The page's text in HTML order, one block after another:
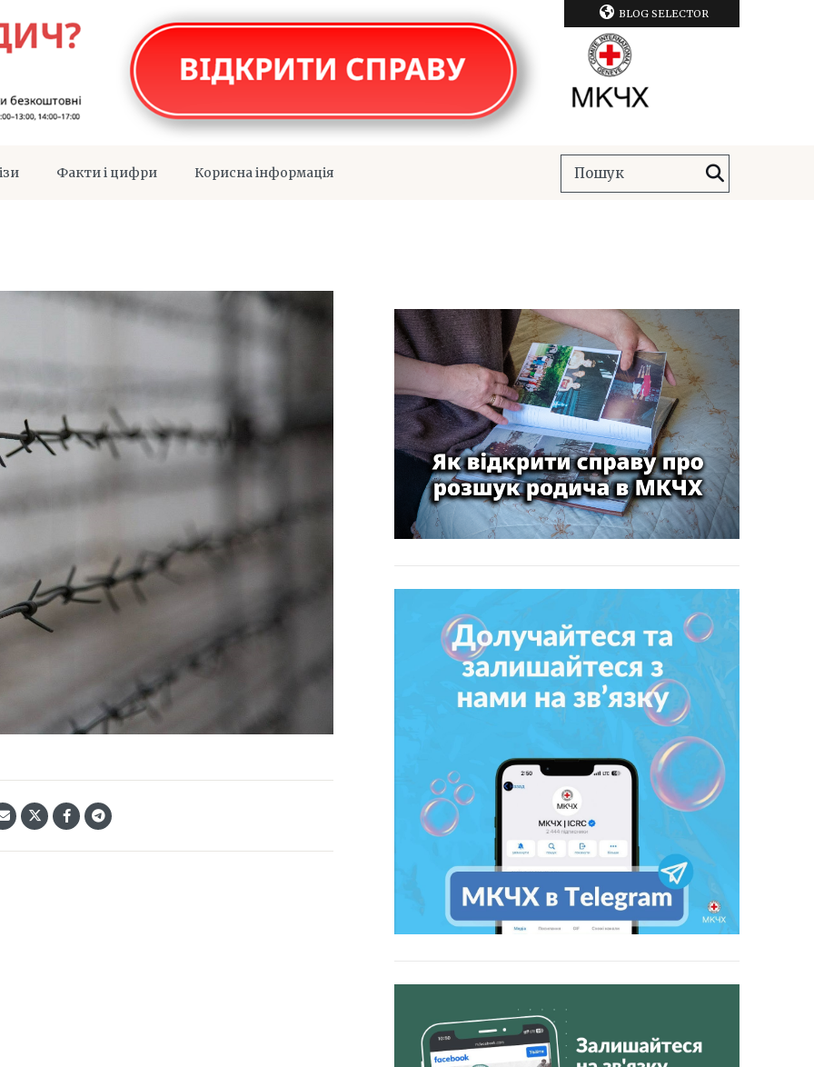
BLOG SELECTOR
Факти і цифри Корисна інформація